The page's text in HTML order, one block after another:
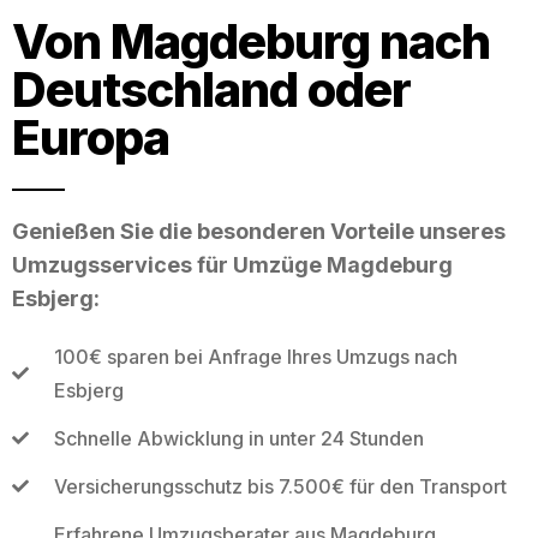
Von Magdeburg nach
Deutschland oder
Europa
Genießen Sie die besonderen Vorteile unseres
Umzugsservices für Umzüge Magdeburg
Esbjerg:
100€ sparen bei Anfrage Ihres Umzugs nach
Esbjerg
Schnelle Abwicklung in unter 24 Stunden
Versicherungsschutz bis 7.500€ für den Transport